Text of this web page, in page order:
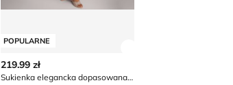
POPULARNE
219.99 zł
Sukienka elegancka dopasowana Renee